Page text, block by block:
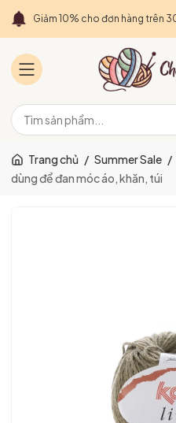
Giảm 10% cho đơn hàng trên
Trang chủ / Summer Sale /
dùng để đan móc áo, khăn, túi